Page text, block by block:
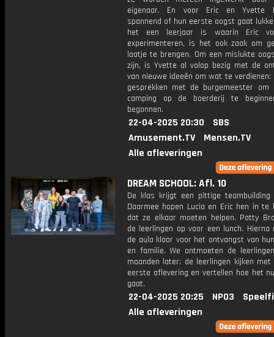
eigenaar. En voor Eric en Yvette
spannend of hun eerste oogst gaat
het een leerjaar is waarin Eric
experimenteren, is het ook zaak om
laatje te brengen. Om een mislukte
zijn, is Yvette al volop bezig met de
van nieuwe ideeën om wat te
gesprekken met de burgemeester om
camping op de boerderij te
begonnen.
22-04-2025 20:30
SBS
Amusement.TV
Mensen.TV
Alle afleveringen
DREAM SCHOOL: Afl. 10
De klas krijgt een pittige teambuilding
Daarmee hopen Lucia en Eric hen in te
dat ze elkaar moeten helpen. Patty
de leerlingen op voor een lunch. Hierna
de aula klaar voor het ontvangst van
en familie. We ontmoeten de
maanden later: de leerlingen kijken met
eerste aflevering en vertellen hoe het
gaat.
22-04-2025 20:25 NPO3
Alle afleveringen